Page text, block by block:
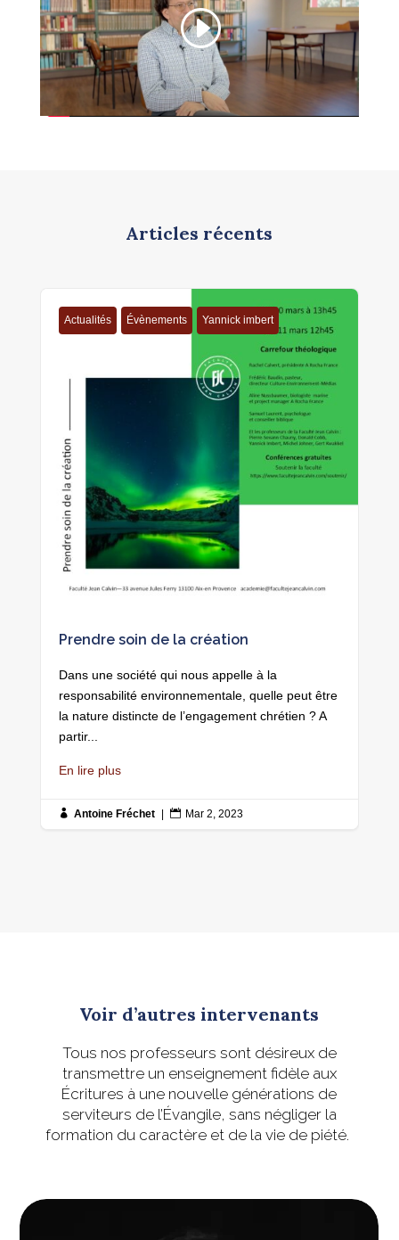
Articles récents
Actualités Évènements Yannick imbert
Prendre soin de la création
Dans une société qui nous appelle à la
responsabilité environnementale, quelle peut être
la nature distincte de l’engagement chrétien ? A
partir...
En lire plus
 Antoine Fréchet  Mar 2, 2023
Voir d’autres intervenants
Tous nos professeurs sont désireux de
transmettre un enseignement fidèle aux
Écritures à une nouvelle générations de
serviteurs de l’Évangile, sans négliger la
formation du caractère et de la vie de piété.